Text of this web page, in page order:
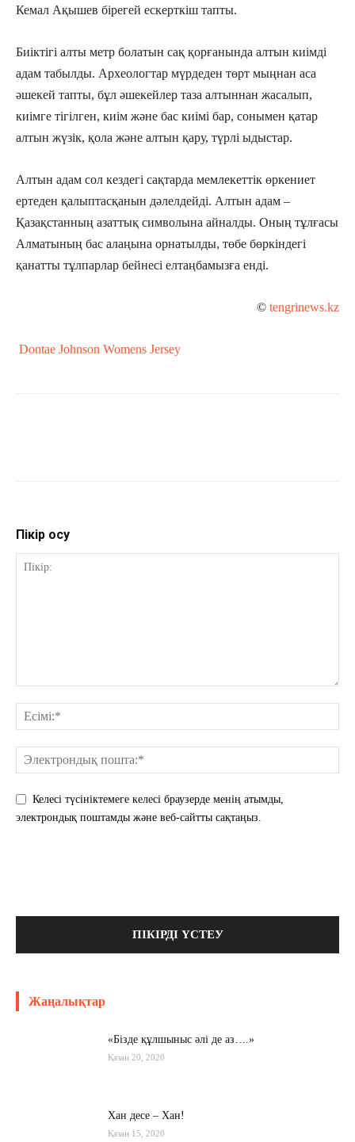
Кемал Ақышев бірегей ескерткіш тапты.
Биіктігі алты метр болатын сақ қорғанында алтын киімді
адам табылды. Археологтар мүрдеден төрт мыңнан аса
әшекей тапты, бұл әшекейлер таза алтыннан жасалып,
киімге тігілген, киім және бас киімі бар, сонымен қатар
алтын жүзік, қола және алтын қару, түрлі ыдыстар.
Алтын адам сол кездегі сақтарда мемлекеттік өркениет
ертеден қалыптасқанын дәлелдейді. Алтын адам –
Қазақстанның азаттық символына айналды. Оның тұлғасы
Алматының бас алаңына орнатылды, төбе бөркіндегі
қанатты тұлпарлар бейнесі елтаңбамызға енді.
© tengrinews.kz
Dontae Johnson Womens Jersey
Пікір қосу
Келесі түсініктемеге келесі браузерде менің атымды,
электрондық поштамды және веб-сайтты сақтаңыз.
Жаңалықтар
«Бізде құлшыныс әлі де аз….»
Қазан 20, 2020
Хан десе – Хан!
Қазан 15, 2020